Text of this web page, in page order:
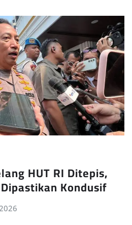
HUT RI Ditepis,
Kondusif